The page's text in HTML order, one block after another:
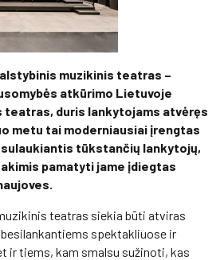
muzikinis teatras –
atkūrimo Lietuvoje
duris lankytojams atvėręs
metu tai moderniausiai įrengtas
tūkstančių lankytojų,
pamatyti jame įdiegtas
teatras siekia būti atviras
spektakliuose ir
ir tiems, kam smalsu sužinoti, kas